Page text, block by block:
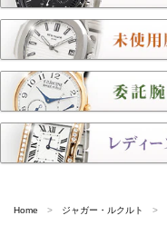
Home ジャガー・ルクルト